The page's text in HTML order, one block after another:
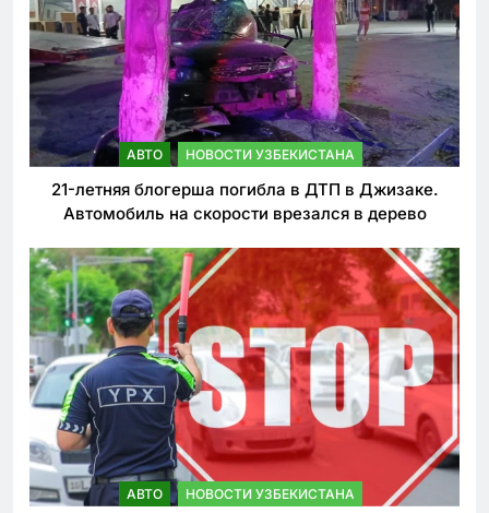
АВТО НОВОСТИ УЗБЕКИСТАНА
21-летняя блогерша погибла в ДТП в Джизаке.
Автомобиль на скорости врезался в дерево
АВТО НОВОСТИ УЗБЕКИСТАНА